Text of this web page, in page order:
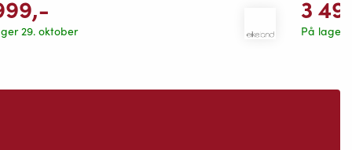
,-
29. oktober
3
På lager